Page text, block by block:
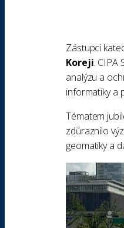
Zástupci
Koreji. CIPA
analýzu a
informatiky a
Tématem
zdůraznilo
geomatiky a